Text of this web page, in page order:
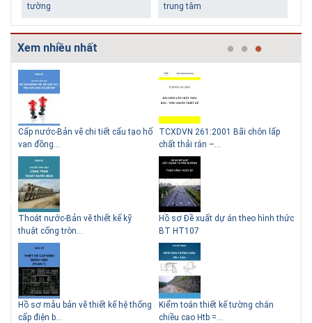
tường
trung tâm
Những ngôi nhà một tầng ít
tiền vẫn đẹp
Lý do nên sử dụng gạch block
Thiết kế nhà siêu nhỏ độc đáo
Xem nhiều nhất
Cấp nước-Bản vẽ chi tiết cấu tạo hố
van đồng...
Thoát nước-Bản vẽ thiết kế kỹ
thuật cống tròn...
Hồ sơ mẫu bản vẽ thiết kế hệ thống
cấp điện b...
TCXDVN 261:2001 Bãi chôn lấp
chất thải rắn –...
Hồ sơ Đề xuất dự án theo hình thức
BT HT107
Kiểm toán thiết kế tường chắn
chiều cao Htb =...